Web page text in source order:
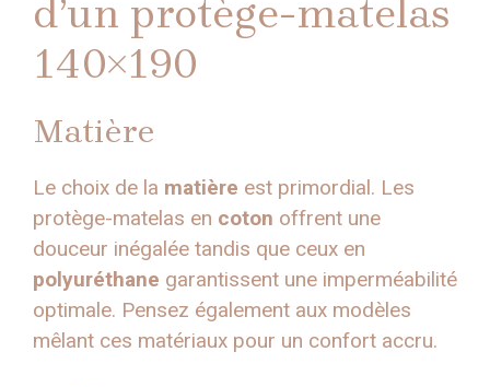
d’un protège-matelas
140×190
Matière
Le choix de la matière est primordial. Les
protège-matelas en coton offrent une
douceur inégalée tandis que ceux en
polyuréthane garantissent une imperméabilité
optimale. Pensez également aux modèles
mêlant ces matériaux pour un confort accru.